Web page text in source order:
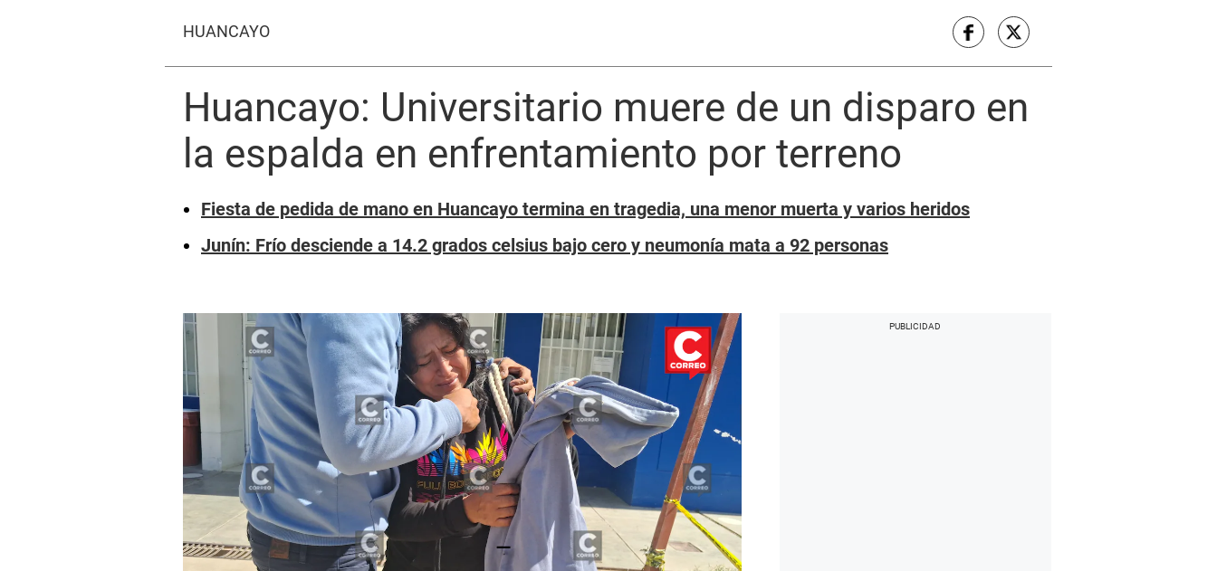
HUANCAYO
Huancayo: Universitario muere de un disparo en
la espalda en enfrentamiento por terreno
Fiesta de pedida de mano en Huancayo termina en tragedia, una menor muerta y varios heridos
Junín: Frío desciende a 14.2 grados celsius bajo cero y neumonía mata a 92 personas